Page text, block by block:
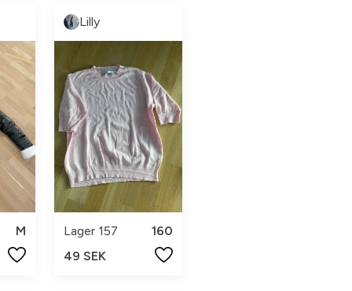
M
Lilly
Lager 157
160
49 SEK